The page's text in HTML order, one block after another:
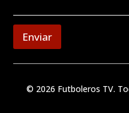
Enviar
© 2026 Futboleros TV.